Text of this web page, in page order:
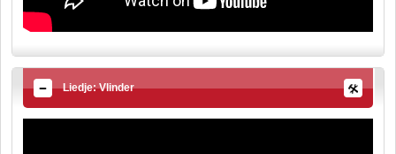
Liedje: Vlinder